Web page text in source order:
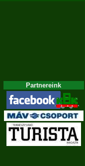
Partnereink